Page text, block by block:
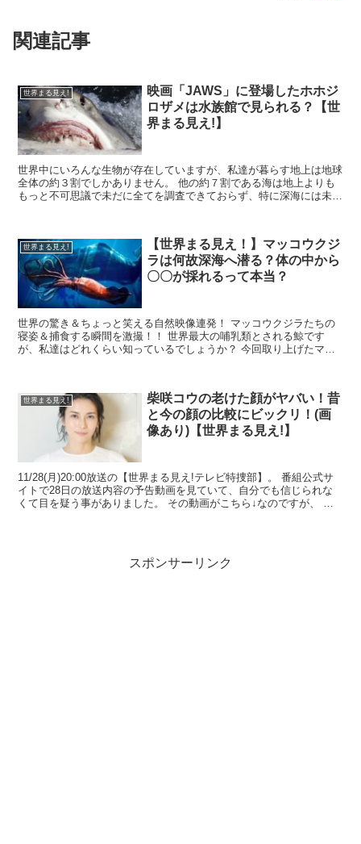
関連記事
世界まる見え!
映画「JAWS」に登場したホホジ
ロザメは水族館で見られる？【世
界まる見え!】
世界中にいろんな生物が存在していますが、私達が暮らす地上は地球
全体の約３割でしかありません。 他の約７割である海は地上よりも
もっと不可思議で未だに全てを調査できておらず、特に深海には未知
世界まる見え!
【世界まる見え！】マッコウクジ
ラは何故深海へ潜る？体の中から
〇〇が採れるって本当？
世界の驚き＆ちょっと笑える自然映像連発！ マッコウクジラたちの
寝姿＆捕食する瞬間を激撮！！ 世界最大の哺乳類とされる鯨です
が、私達はどれくらい知っているでしょうか？ 今回取り上げたマッ
世界まる見え!
柴咲コウの老けた顔がヤバい！昔
と今の顔の比較にビックリ！(画
像あり)【世界まる見え!】
11/28(月)20:00放送の【世界まる見え!テレビ特捜部】。 番組公式サ
イトで28日の放送内容の予告動画を見ていて、自分でも信じられな
くて目を疑う事がありました。 その動画がこちら↓なのですが、 お
スポンサーリンク